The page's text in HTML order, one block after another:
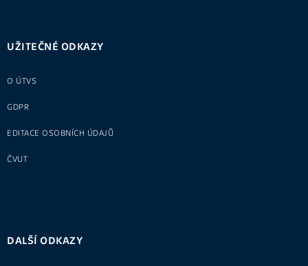
UŽITEČNÉ ODKAZY
O ÚTVS
GDPR
EDITACE OSOBNÍCH ÚDAJŮ
ČVUT
DALŠÍ ODKAZY